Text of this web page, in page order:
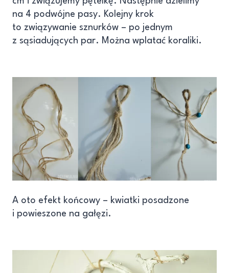
na 4 podwójne pasy. Kolejny krok
to związywanie sznurków – po jednym
z sąsiadujących par. Można wplatać koraliki.
A oto efekt końcowy – kwiatki posadzone
i powieszone na gałęzi.